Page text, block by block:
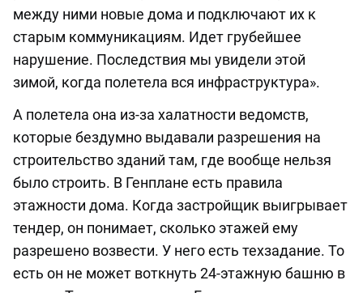
между ними новые дома и подключают их к
старым коммуникациям. Идет грубейшее
нарушение. Последствия мы увидели этой
зимой, когда полетела вся инфраструктура».
А полетела она из-за халатности ведомств,
которые бездумно выдавали разрешения на
строительство зданий там, где вообще нельзя
было строить. В Генплане есть правила
этажности дома. Когда застройщик выигрывает
тендер, он понимает, сколько этажей ему
разрешено возвести. У него есть техзадание. То
есть он не может воткнуть 24-этажную башню в